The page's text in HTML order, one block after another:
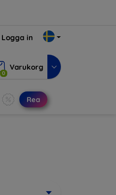
Logga in
0
Varukorg
Rea